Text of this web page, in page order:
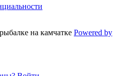
на камчатке Powered by